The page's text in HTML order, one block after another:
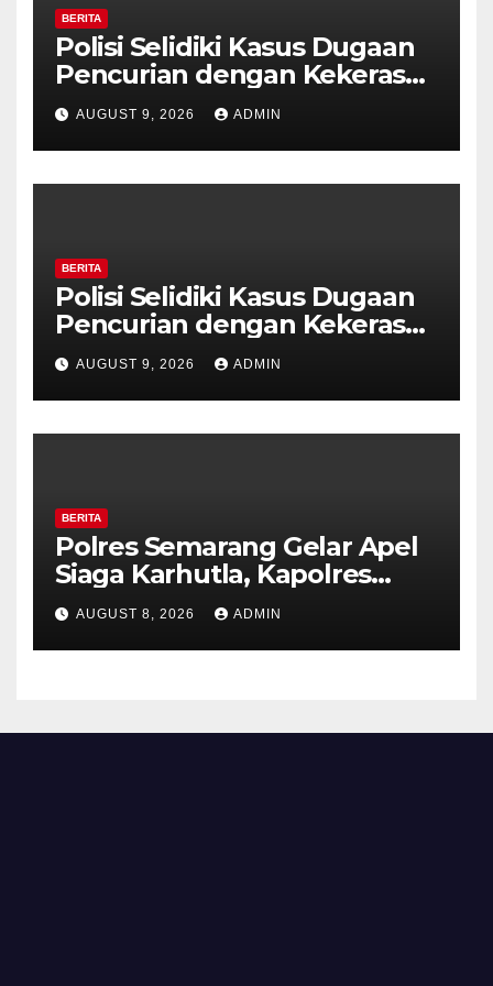
BERITA
Polisi Selidiki Kasus Dugaan
Pencurian dengan Kekerasan
di Counter HP Royal Phone
Ambarawa.
AUGUST 9, 2026 ADMIN
BERITA
Polisi Selidiki Kasus Dugaan
Pencurian dengan Kekerasan
di Counter HP Royal Phone
Ambarawa.
AUGUST 9, 2026 ADMIN
BERITA
Polres Semarang Gelar Apel
Siaga Karhutla, Kapolres
Tekankan Sinergi dan
Kesiapsiagaan Hadapi Musim
Kemarau.
AUGUST 8, 2026 ADMIN